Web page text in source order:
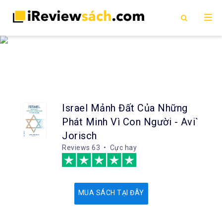
Israel Mảnh Đất Của Những
Phát Minh Vì Con Người - Avi`
Jorisch
Reviews 63 • Cực hay
MUA SÁCH TẠI ĐÂY